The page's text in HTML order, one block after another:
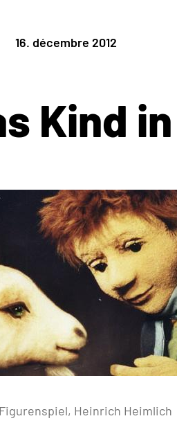
16. décembre 2012
Kind
Heinrich Heimlich